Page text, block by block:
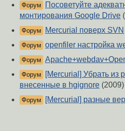
Форум
Посоветуйте
монтирования Google Drive
Форум Mercurial поверх SVN
Форум openfiler настройка
Форум
Форум
[Mercurial] Убрать из
внесенные в hgignore (2009)
Форум [Mercurial] разные